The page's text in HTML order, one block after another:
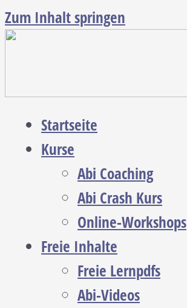
Zum Inhalt springen
Startseite
Kurse
Abi Coaching
Abi Crash Kurs
Online-Workshops
Freie Inhalte
Freie Lernpdfs
Abi-Videos